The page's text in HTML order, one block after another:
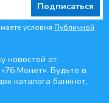
Подписаться
условия Публичной
новостей от
«76 Монет». Будьте в
каталога банкнот,